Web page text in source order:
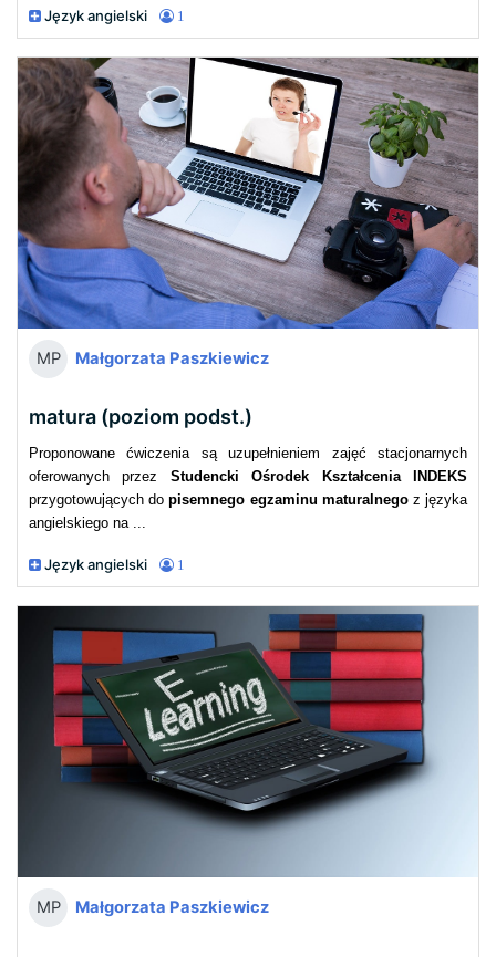
Język angielski 1
MP Małgorzata Paszkiewicz
matura (poziom podst.)
Proponowane ćwiczenia są uzupełnieniem zajęć stacjonarnych
oferowanych przez Studencki Ośrodek Kształcenia INDEKS
przygotowujących dopisemnego egzaminu maturalnegoz języka
angielskiego na ...
Język angielski 1
MP Małgorzata Paszkiewicz